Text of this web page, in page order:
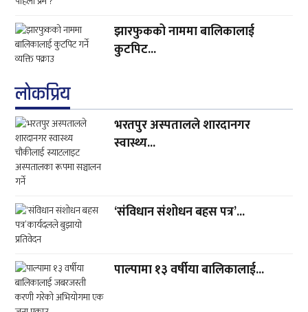
झारफुकको नाममा बालिकालाई
कुटपिट...
लाेकप्रिय
भरतपुर अस्पतालले शारदानगर
स्वास्थ्य...
‘संविधान संशोधन बहस पत्र’...
पाल्पामा १३ वर्षीया बालिकालाई...